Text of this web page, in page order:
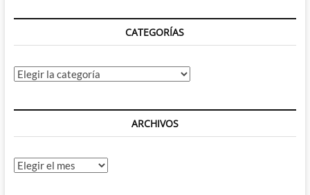
Krzysztof
y
amor
por
CATEGORÍAS
Categorías
ARCHIVOS
Archivos